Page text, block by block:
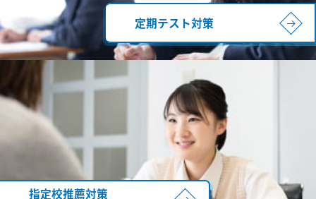
定期テスト対策
指定校推薦対策